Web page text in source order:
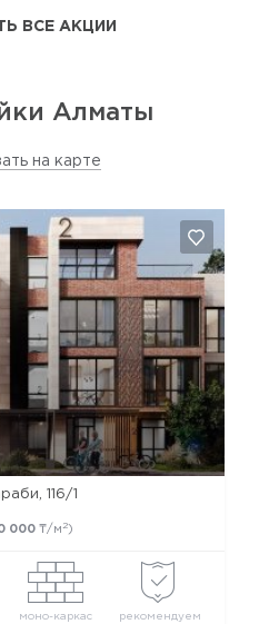
ВСЕ АКЦИИ
Алматы
на карте
116/1
000 ₸/м 2)
моно-каркас рекомендуем
Отмена